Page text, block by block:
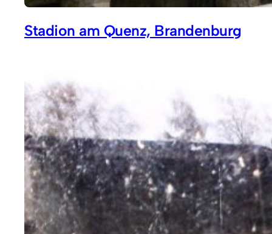
Stadion am Quenz, Brandenburg